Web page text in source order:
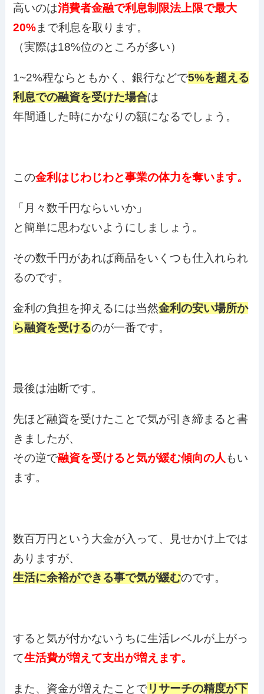
高いのは消費者金融で利息制限法上限で最大
20%まで利息を取ります。
（実際は18%位のところが多い）
1~2%程ならともかく、銀行などで5%を超える
利息での融資を受けた場合は
年間通した時にかなりの額になるでしょう。
この金利はじわじわと事業の体力を奪います。
「月々数千円ならいいか」
と簡単に思わないようにしましょう。
その数千円があれば商品をいくつも仕入れられ
るのです。
金利の負担を抑えるには当然金利の安い場所か
ら融資を受けるのが一番です。
最後は油断です。
先ほど融資を受けたことで気が引き締まると書
きましたが、
その逆で融資を受けると気が緩む傾向の人 もい
ます。
数百万円という大金が入って、見せかけ上では
ありますが、
生活に余裕ができる事で気が緩むのです。
すると気が付かないうちに生活レベルが上がっ
て生活費が増えて支出が増えます。
また、資金が増えたことでリサーチの精度が下